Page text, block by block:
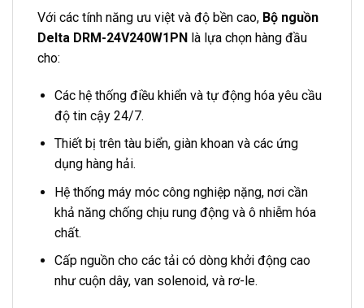
Với các tính năng ưu việt và độ bền cao, Bộ nguồn
Delta DRM-24V240W1PN là lựa chọn hàng đầu
cho:
Các hệ thống điều khiển và tự động hóa yêu cầu
độ tin cậy 24/7.
Thiết bị trên tàu biển, giàn khoan và các ứng
dụng hàng hải.
Hệ thống máy móc công nghiệp nặng, nơi cần
khả năng chống chịu rung động và ô nhiễm hóa
chất.
Cấp nguồn cho các tải có dòng khởi động cao
như cuộn dây, van solenoid, và rơ-le.